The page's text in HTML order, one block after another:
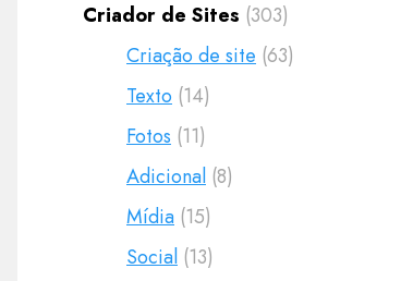
Criador de Sites (303)
Criação de site (63)
Texto (14)
Fotos (11)
Adicional (8)
Mídia (15)
Social (13)